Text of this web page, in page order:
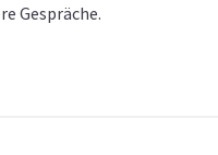
Gespräche.